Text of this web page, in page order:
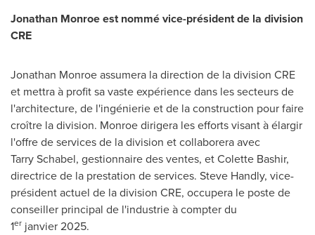
Jonathan Monroe est nommé vice-président de la division
CRE
Jonathan Monroeassumera la direction de la division CRE
et mettra à profit sa vaste expérience dans les secteurs de
l'architecture, de l'ingénierie et de la construction pour faire
croître la division. Monroe dirigera les efforts visant à élargir
l'offre de services de la division et collaborera avec
Tarry Schabel, gestionnaire des ventes, etColette Bashir,
directrice de la prestation de services. Steve Handly, vice-
président actuel de la division CRE, occupera le poste de
conseiller principal de l'industrie à compter du
1er janvier 2025.